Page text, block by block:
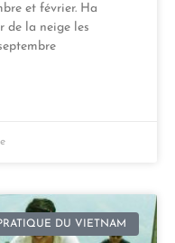
et février. Ha
de la neige les
DU VIETNAM